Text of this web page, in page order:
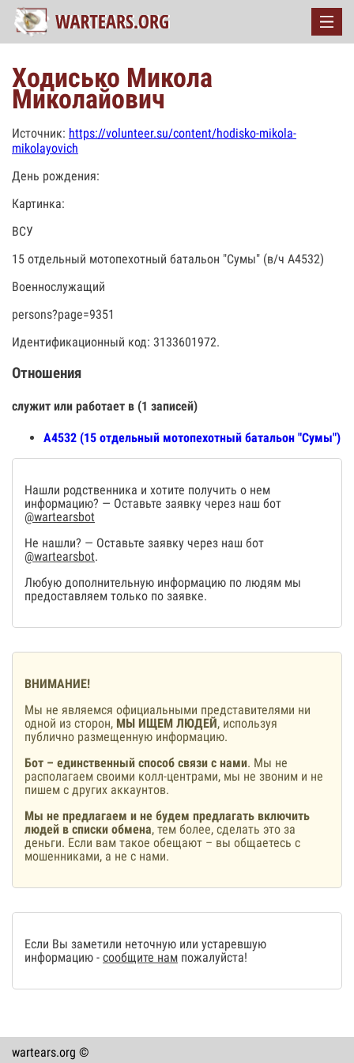
Ходисько Микола
Миколайович
Источник: https://volunteer.su/content/hodisko-mikola-
mikolayovich
День рождения:
Картинка:
ВСУ
15 отдельный мотопехотный батальон "Сумы" (в/ч А4532)
Военнослужащий
persons?page=9351
Идентификационный код: 3133601972.
Отношения
служит или работает в (1 записей)
А4532 (15 отдельный мотопехотный батальон "Сумы")
Нашли родственника и хотите получить о нем
информацию? — Оставьте заявку через наш бот
@wartearsbot
Не нашли? — Оставьте заявку через наш бот
@wartearsbot.
Любую дополнительную информацию по людям мы
предоставляем только по заявке.
ВНИМАНИЕ!
Мы не являемся официальными представителями ни
одной из сторон, МЫ ИЩЕМ ЛЮДЕЙ, используя
публично размещенную информацию.
Бот – единственный способ связи с нами. Мы не
располагаем своими колл-центрами, мы не звоним и не
пишем с других аккаунтов.
Мы не предлагаем и не будем предлагать включить
людей в списки обмена, тем более, сделать это за
деньги. Если вам такое обещают – вы общаетесь с
мошенниками, а не с нами.
Если Вы заметили неточную или устаревшую
информацию - сообщите нам пожалуйста!
wartears.org ©